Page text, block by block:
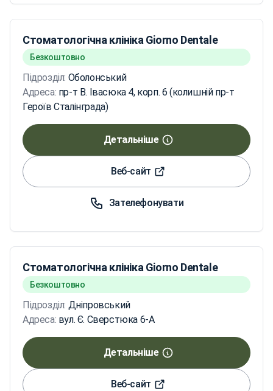
Стоматологічна клініка Giorno Dentale
Безкоштовно
Підрозділ: Оболонський
Адреса: пр-т В. Івасюка 4, корп. 6 (колишній пр-т
Героїв Сталінграда)
Детальніше
Веб-сайт
Зателефонувати
Стоматологічна клініка Giorno Dentale
Безкоштовно
Підрозділ: Дніпровський
Адреса: вул. Є. Сверстюка 6-А
Детальніше
Веб-сайт